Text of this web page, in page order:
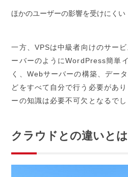
ほかのユーザーの影響を受けにくい
一方、VPSは中級者向けのサー
ーバーのようにWordPress簡単
く、Webサーバーの構築、デー
どをすべて自分で行う必要があ
ーの知識は必要不可欠となるでし
クラウドとの違いとは